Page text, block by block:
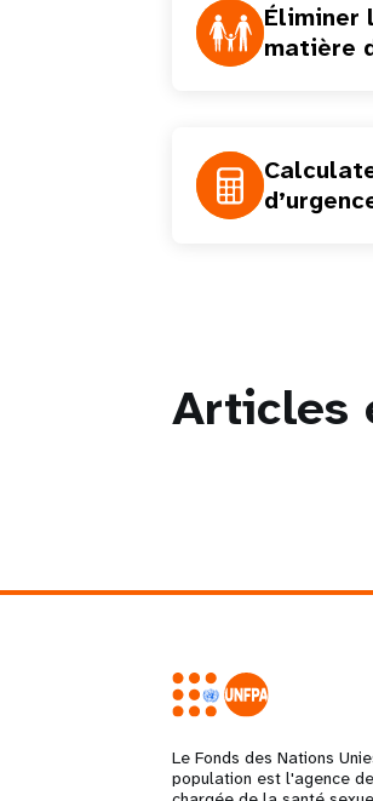
Éliminer
matière
Articles
Le Fonds des Nations
population est l'agence